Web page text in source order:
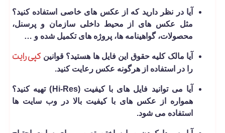
آیا در نظر دارید که از عکس های خاصی استفاده کنید؟
مثل عکس های از محیط داخلی سازمان و پرسنل،
محصولات، گواهینامه ها، پروژه های تکمیل شده و …
آیا مالک کلیه حقوق این فایل ها هستید؟ قوانین کپی رایت
را در استفاده از هرگونه عکس رعایت کنید.
آیا می­ توانید فایل های با کیفیت (Hi-Res) تهیه کنید؟
همواره از عکس های با کیفیت بالا در وب سایت ها
استفاده می شود.